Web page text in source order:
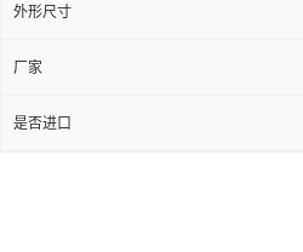
外形尺寸
厂家
是否进口